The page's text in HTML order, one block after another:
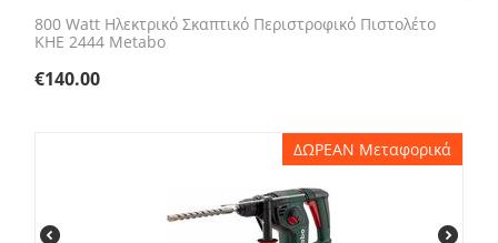
800 Watt Ηλεκτρικό Σκαπτικό Περιστροφικό Πιστολέτο
KHE 2444 Metabo
€140.00
ΔΩΡΕΑΝ Μεταφορικά